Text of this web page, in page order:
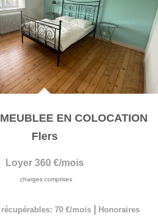
EN COLOCATION
Flers
Loyer 360 €/mois
charges comprises
70 €/mois
Honoraires